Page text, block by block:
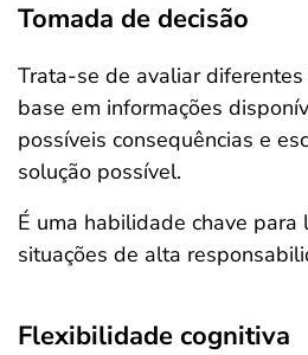
Tomada de decisão
Trata-se de avaliar
base em informações
possíveis consequências e
solução possível.
É uma habilidade chave para
situações de alta
Flexibilidade cognitiva